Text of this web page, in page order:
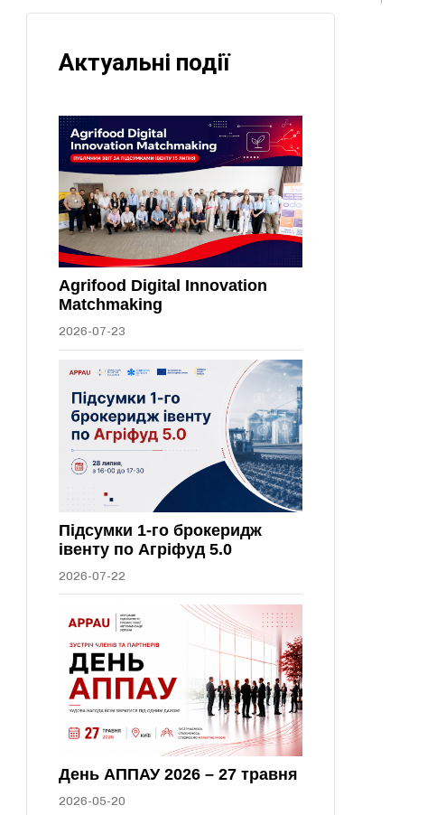
Актуальні події
Agrifood Digital Innovation
Matchmaking
2026-07-23
Підсумки 1-го брокеридж
івенту по Агріфуд 5.0
2026-07-22
День АППАУ 2026 – 27 травня
2026-05-20